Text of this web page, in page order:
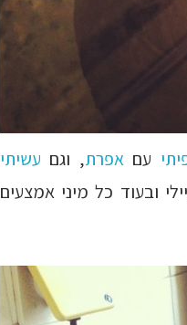
עםאפרת, וגם עשיתי
ובעוד כל מיני אמצעים